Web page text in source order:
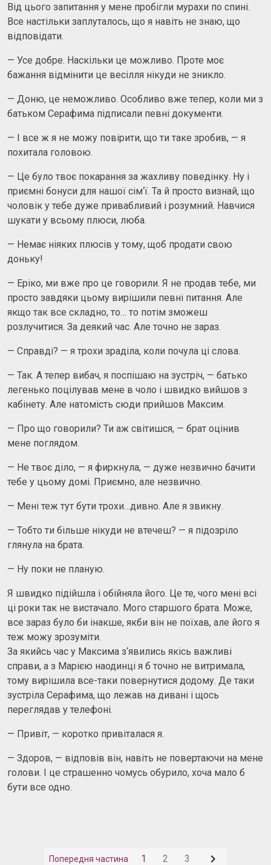
Від цього запитання у мене пробігли мурахи по спині.
Все настільки заплуталось, що я навіть не знаю, що
відповідати.
— Усе добре. Наскільки це можливо. Проте моє
бажання відмінити це весілля нікуди не зникло.
— Доню, це неможливо. Особливо вже тепер, коли ми з
батьком Серафима підписали певні документи.
— І все ж я не можу повірити, що ти таке зробив, — я
похитала головою.
— Це було твоє покарання за жахливу поведінку. Ну і
приємні бонуси для нашої сім‘ї. Та й просто визнай, що
чоловік у тебе дуже привабливий і розумний. Навчися
шукати у всьому плюси, люба.
— Немає ніяких плюсів у тому, щоб продати свою
доньку!
— Еріко, ми вже про це говорили. Я не продав тебе, ми
просто завдяки цьому вирішили певні питання. Але
якщо так все складно, то… то потім зможеш
розлучитися. За деякий час. Але точно не зараз.
— Справді? — я трохи зраділа, коли почула ці слова.
— Так. А тепер вибач, я поспішаю на зустріч, — батько
легенько поцілував мене в чоло і швидко вийшов з
кабінету. Але натомість сюди прийшов Максим.
— Про що говорили? Ти аж світишся, — брат оцінив
мене поглядом.
— Не твоє діло, — я фиркнула, — дуже незвично бачити
тебе у цьому домі. Приємно, але незвично.
— Мені теж тут бути трохи…дивно. Але я звикну.
— Тобто ти більше нікуди не втечеш? — я підозріло
глянула на брата.
— Ну поки не планую.
Я швидко підійшла і обійняла його. Це те, чого мені всі
ці роки так не вистачало. Мого старшого брата. Може,
все зараз було би інакше, якби він не поїхав, але його я
теж можу зрозуміти.
За якийсь час у Максима з‘явились якісь важливі
справи, а з Марією наодинці я б точно не витримала,
тому вирішила все-таки повернутися додому. Де таки
зустріла Серафима, що лежав на дивані і щось
переглядав у телефоні.
— Привіт, — коротко привіталася я.
— Здоров, — відповів він, навіть не повертаючи на мене
голови. І це страшенно чомусь обурило, хоча мало б
бути все одно.
Попередня частина 1 2 3 